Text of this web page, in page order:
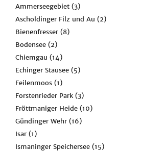
Ammerseegebiet (3)
Ascholdinger Filz und Au (2)
Bienenfresser (8)
Bodensee (2)
Chiemgau (14)
Echinger Stausee (5)
Feilenmoos (1)
Forstenrieder Park (3)
Fröttmaniger Heide (10)
Gündinger Wehr (16)
Isar (1)
Ismaninger Speichersee (15)